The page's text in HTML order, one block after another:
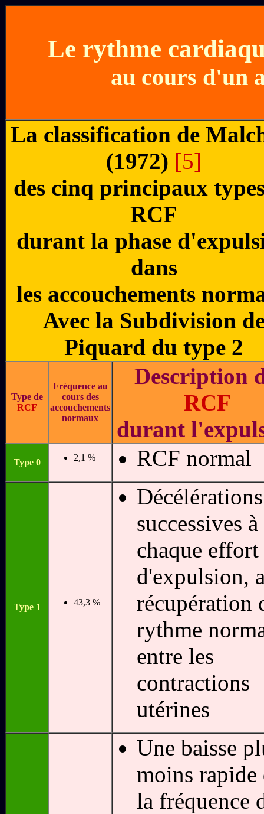
Le rythme
au cours d'un
La classification de
(1972) [5]
des cinq principaux
RCF
durant la phase
dans
les accouchements
Avec la Subdivision
Piquard du type 2
Type de
RCF
Fréquence au
cours des
accouchements
normaux
Description
RCF
durant
Type 0 2,1 % RCF normal
Type 1 43,3 %
Décélérations
successives à
chaque effort
d'expulsion,
récupération
rythme
entre les
contractions
utérines
Une baisse
moins rapide
la fréquence